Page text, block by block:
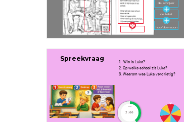
de schrijver
de tekst
de
hoofdpersoon
1. Wie is Luka?
2. Op welke school zit Luka?
3. Waarom was Luka verdrietig?
Spreekvraag
timer
2:00